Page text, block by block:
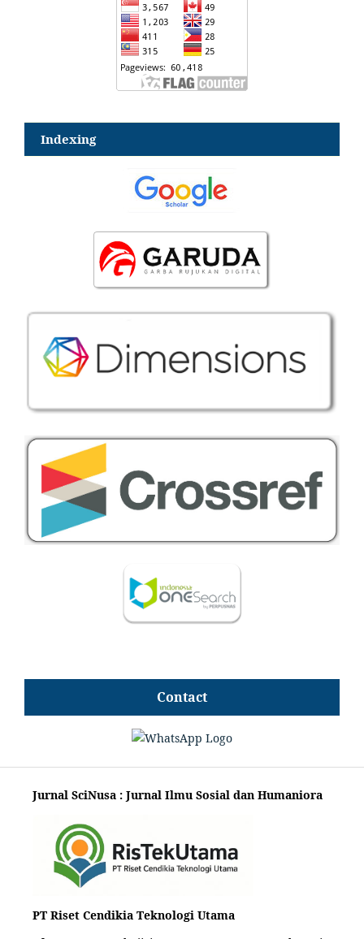
Indexing
Contact
Jurnal SciNusa : Jurnal Ilmu Sosial dan Humaniora
PT Riset Cendikia Teknologi Utama